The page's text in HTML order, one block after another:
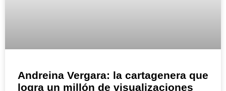
Andreina Vergara: la cartagenera que
logra un millón de visualizaciones